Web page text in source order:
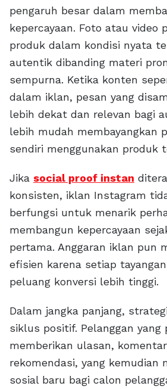
pengaruh besar dalam
kepercayaan. Foto atau video
produk dalam kondisi nyata
autentik dibanding materi
sempurna. Ketika konten
dalam iklan, pesan yang
lebih dekat dan relevan bagi
lebih mudah membayangkan
sendiri menggunakan produk
Jika social proof instan
konsisten, iklan Instagram
berfungsi untuk menarik
membangun kepercayaan
pertama. Anggaran iklan pun
efisien karena setiap
peluang konversi lebih tinggi.
Dalam jangka panjang,
siklus positif. Pelanggan yang
memberikan ulasan,
rekomendasi, yang kemudian
sosial baru bagi calon